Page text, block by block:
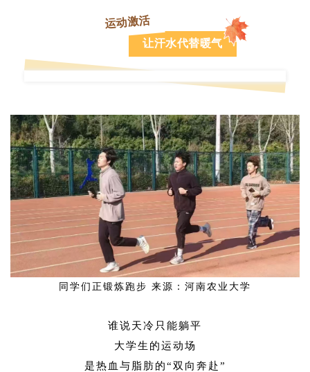
运动激活
让汗水代替暖气
同学们正锻炼跑步 来源：河南农业大学
谁说天冷只能躺平
大学生的运动场
是热血与脂肪的“双向奔赴”